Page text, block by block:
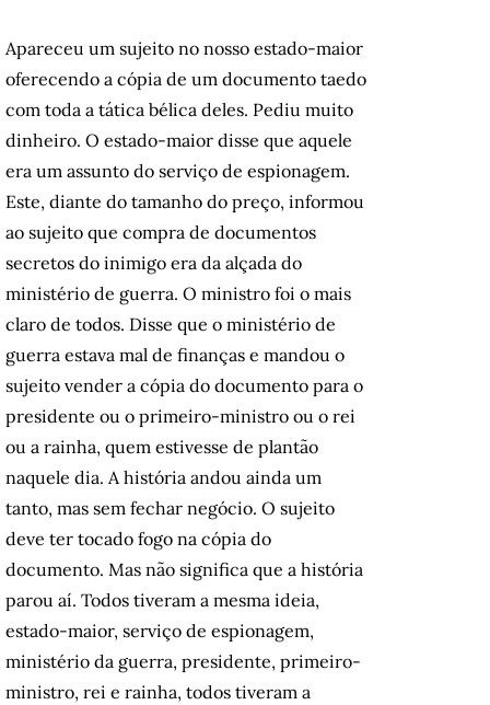
Apareceu um sujeito no nosso estado-maior
oferecendo a cópia de um documento taedo
com toda a tática bélica deles. Pediu muito
dinheiro. O estado-maior disse que aquele
era um assunto do serviço de espionagem.
Este, diante do tamanho do preço, informou
ao sujeito que compra de documentos
secretos do inimigo era da alçada do
ministério de guerra. O ministro foi o mais
claro de todos. Disse que o ministério de
guerra estava mal de finanças e mandou o
sujeito vender a cópia do documento para o
presidente ou o primeiro-ministro ou o rei
ou a rainha, quem estivesse de plantão
naquele dia. A história andou ainda um
tanto, mas sem fechar negócio. O sujeito
deve ter tocado fogo na cópia do
documento. Mas não significa que a história
parou aí. Todos tiveram a mesma ideia,
estado-maior, serviço de espionagem,
ministério da guerra, presidente, primeiro-
ministro, rei e rainha, todos tiveram a